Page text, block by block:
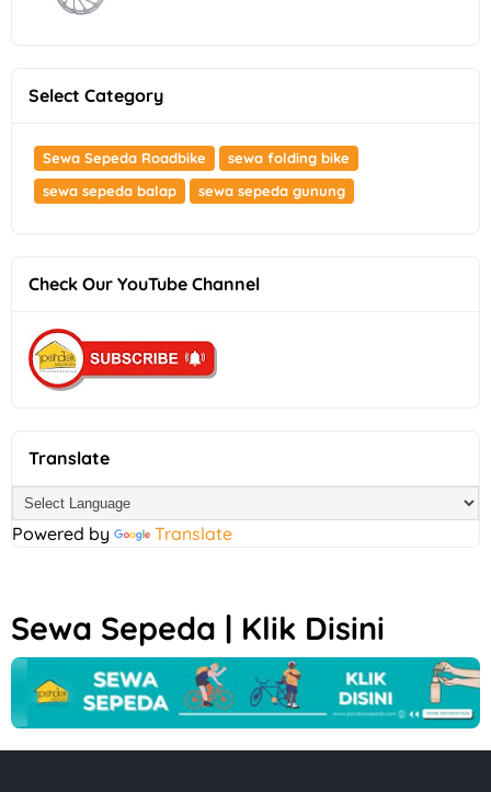
Select Category
Sewa Sepeda Roadbike
sewa folding bike
sewa sepeda balap
sewa sepeda gunung
Check Our YouTube Channel
Translate
Powered by Translate
Sewa Sepeda | Klik Disini